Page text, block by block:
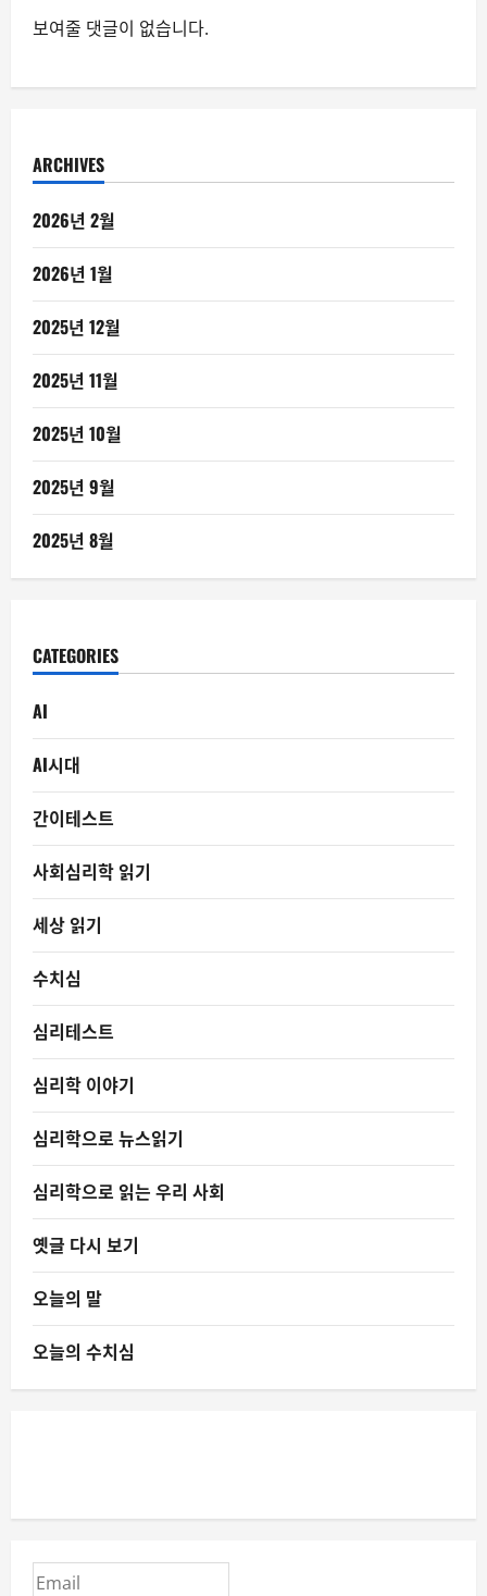
보여줄 댓글이 없습니다.
ARCHIVES
2026년 2월
2026년 1월
2025년 12월
2025년 11월
2025년 10월
2025년 9월
2025년 8월
CATEGORIES
AI
AI시대
간이테스트
사회심리학 읽기
세상 읽기
수치심
심리테스트
심리학 이야기
심리학으로 뉴스읽기
심리학으로 읽는 우리 사회
옛글 다시 보기
오늘의 말
오늘의 수치심